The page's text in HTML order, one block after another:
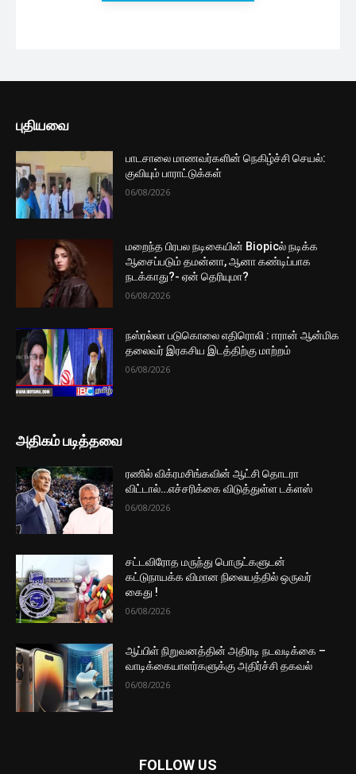
புதியவை
பாடசாலை மாணவர்களின் நெகிழ்ச்சி செயல்:
குவியும் பாராட்டுக்கள்
06/08/2026
மறைந்த பிரபல நடிகையின் Biopicல் நடிக்க
ஆசைப்படும் தமன்னா, ஆனா கண்டிப்பாக
நடக்காது?- ஏன் தெரியுமா?
06/08/2026
நஸ்ரல்லா படுகொலை எதிரொலி : ஈரான் ஆன்மிக
தலைவர் இரகசிய இடத்திற்கு மாற்றம்
06/08/2026
அதிகம் படித்தவை
ரணில் விக்ரமசிங்கவின் ஆட்சி தொடரா
விட்டால்…எச்சரிக்கை விடுத்துள்ள டக்ளஸ்
06/08/2026
சட்டவிரோத மருந்து பொருட்களுடன்
கட்டுநாயக்க விமான நிலையத்தில் ஒருவர்
கைது !
06/08/2026
ஆப்பிள் நிறுவனத்தின் அதிரடி நடவடிக்கை –
வாடிக்கையாளர்களுக்கு அதிர்ச்சி தகவல்
06/08/2026
FOLLOW US